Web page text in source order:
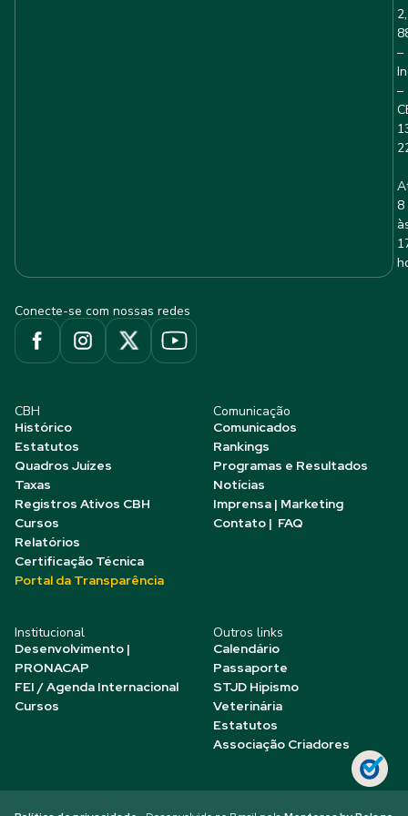
2,
–
–
8
Conecte-se com nossas redes
CBH
Histórico
Estatutos
Quadros Juízes
Taxas
Registros Ativos CBH
Cursos
Relatórios
Certificação Técnica
Portal da Transparência
Comunicação
Comunicados
Rankings
Programas e Resultados
Notícias
Imprensa | Marketing
Contato | FAQ
Institucional
Desenvolvimento |
PRONACAP
FEI / Agenda Internacional
Cursos
Outros links
Calendário
Passaporte
STJD Hipismo
Veterinária
Estatutos
Associação Criadores